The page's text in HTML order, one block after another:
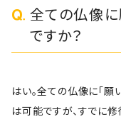
全ての仏像
ですか？
はい。全ての仏像に「願
は可能ですが、すでに